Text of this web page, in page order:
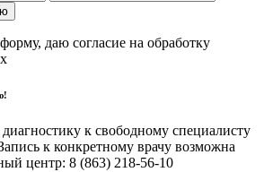
даю согласие на обработку
к свободному специалисту
к конкретному врачу возможна
центр: 8 (863) 218-56-10